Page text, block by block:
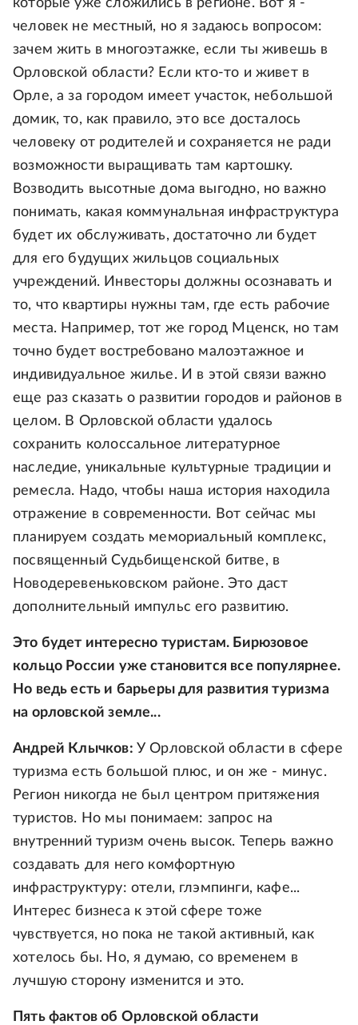
человек не местный, но я задаюсь вопросом:
зачем жить в многоэтажке, если ты живешь в
Орловской области? Если кто-то и живет в
Орле, а за городом имеет участок, небольшой
домик, то, как правило, это все досталось
человеку от родителей и сохраняется не ради
возможности выращивать там картошку.
Возводить высотные дома выгодно, но важно
понимать, какая коммунальная инфраструктура
будет их обслуживать, достаточно ли будет
для его будущих жильцов социальных
учреждений. Инвесторы должны осознавать и
то, что квартиры нужны там, где есть рабочие
места. Например, тот же город Мценск, но там
точно будет востребовано малоэтажное и
индивидуальное жилье. И в этой связи важно
еще раз сказать о развитии городов и районов в
целом. В Орловской области удалось
сохранить колоссальное литературное
наследие, уникальные культурные традиции и
ремесла. Надо, чтобы наша история находила
отражение в современности. Вот сейчас мы
планируем создать мемориальный комплекс,
посвященный Судьбищенской битве, в
Новодеревеньковском районе. Это даст
дополнительный импульс его развитию.
Это будет интересно туристам. Бирюзовое
кольцо России уже становится все популярнее.
Но ведь есть и барьеры для развития туризма
на орловской земле...
Андрей Клычков: У Орловской области в сфере
туризма есть большой плюс, и он же - минус.
Регион никогда не был центром притяжения
туристов. Но мы понимаем: запрос на
внутренний туризм очень высок. Теперь важно
создавать для него комфортную
инфраструктуру: отели, глэмпинги, кафе...
Интерес бизнеса к этой сфере тоже
чувствуется, но пока не такой активный, как
хотелось бы. Но, я думаю, со временем в
лучшую сторону изменится и это.
Пять фактов об Орловской области